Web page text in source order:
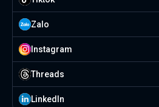
Zalo
Instagram
Threads
Linkedln